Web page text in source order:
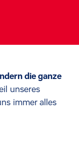
die ganze
unseres
immer alles